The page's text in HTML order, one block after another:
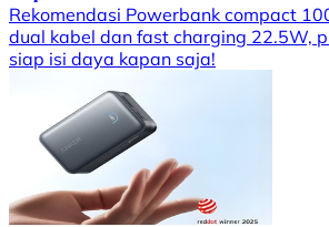
Rekomendasi Powerbank compact
dual kabel dan fast charging 22.5W,
siap isi daya kapan saja!